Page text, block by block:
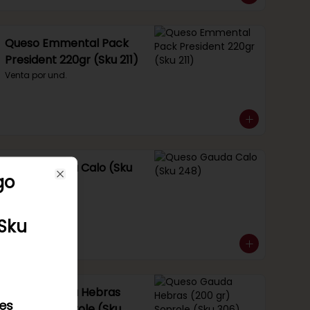
Queso Emmental Pack
President 220gr (Sku 211)
Venta por und.
Queso Gauda Calo (Sku
248)
Queso Gauda Hebras